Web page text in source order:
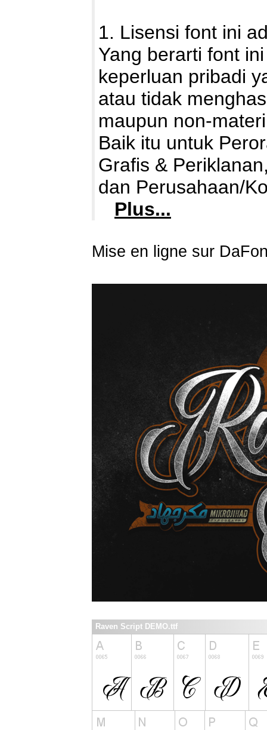
1. Lisensi font ini
Yang berarti font
keperluan pribadi
atau tidak
maupun non-
Baik itu untuk
Grafis &
dan Perusahaan/
Plus...
Mise en ligne sur
Raven Script DEMO.ttf